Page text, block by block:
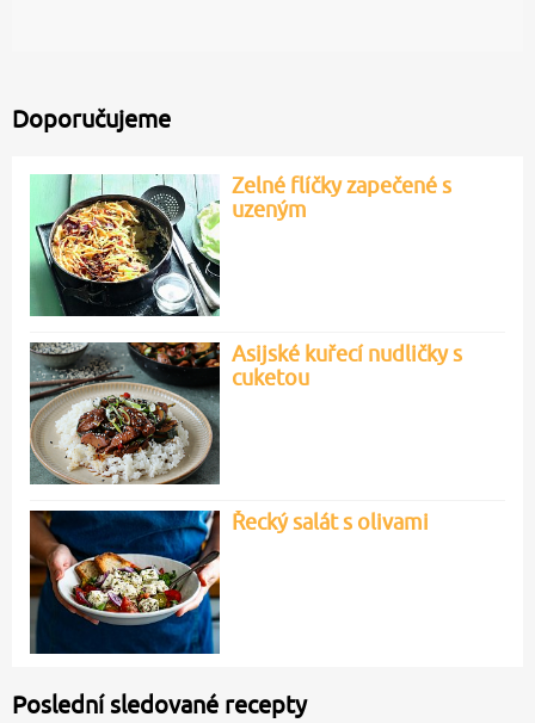
Doporučujeme
Zelné flíčky zapečené s
uzeným
Asijské kuřecí nudličky s
cuketou
Řecký salát s olivami
Poslední sledované recepty